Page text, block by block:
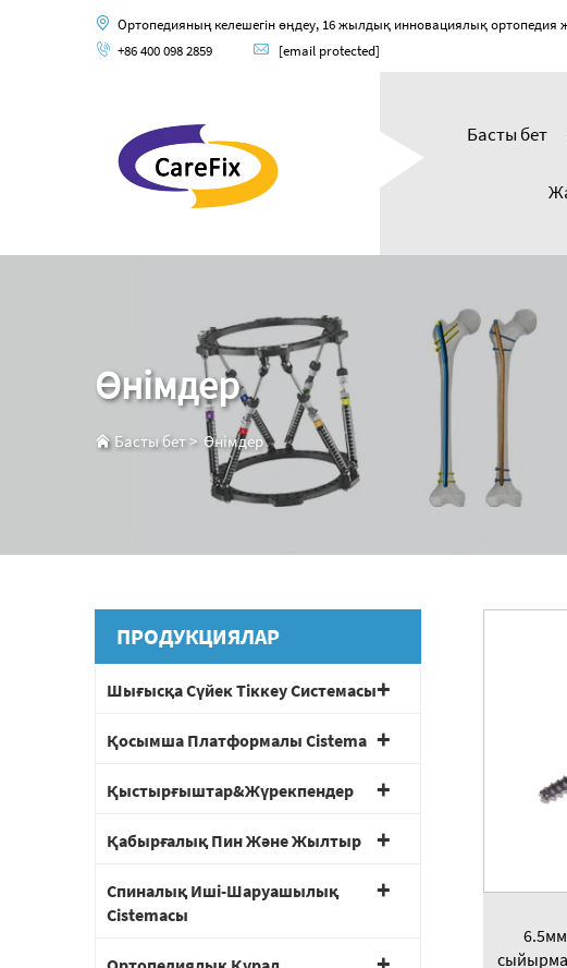
Ортопедияның келешегін өңдеу, 16 жылдық инновациялық ортопедия
+86 400 098 2859
[email protected]
Басты бет
Өнімдер
Басты бет> Өнімдер
ПРОДУКЦИЯЛАР
Шығысқа Сүйек Тіккеу Системасы
Қосымша Платформалы Сistemа
Қыстырғыштар&Жүрекпендер
Қабырғалық Пин Және Жылтыр
Спиналық Иші-Шаруашылық
Сistemасы